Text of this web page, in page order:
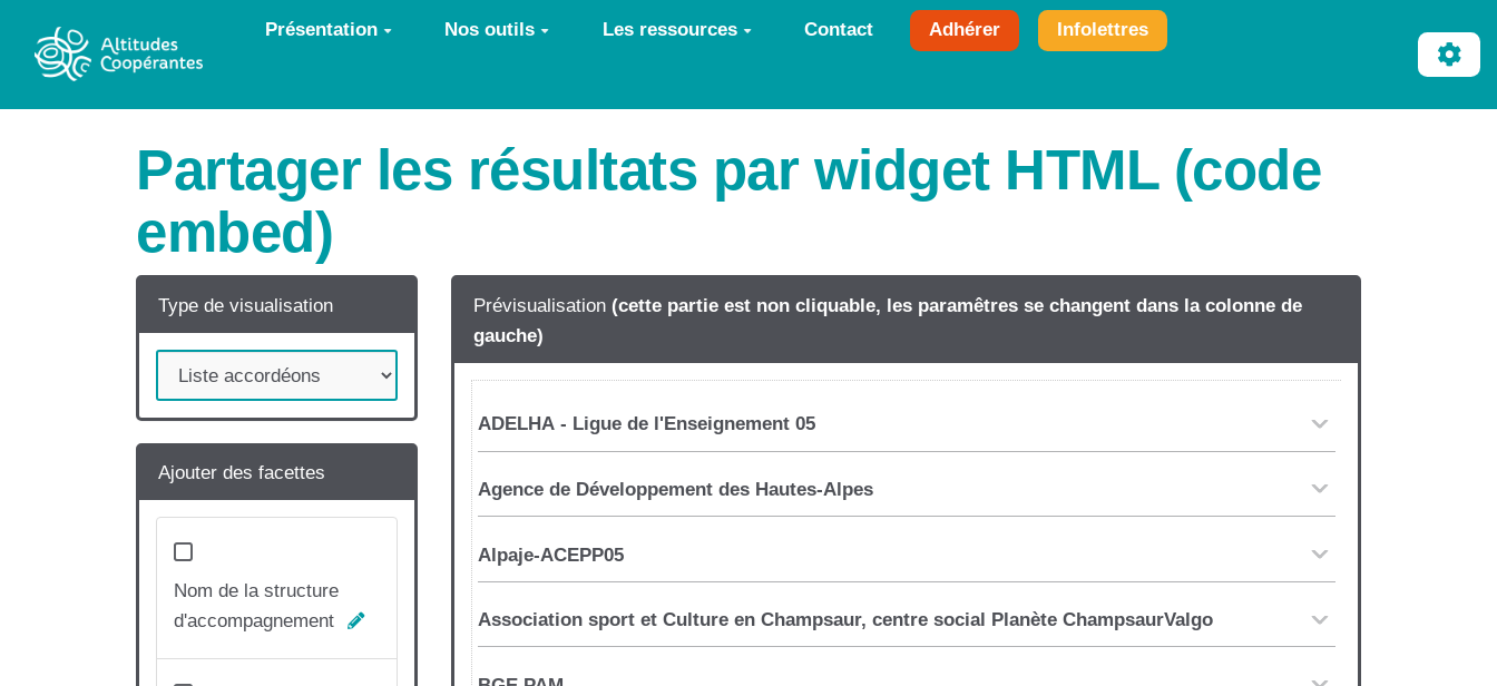
Aller au contenu principal Présentation Nos outils Les ressources Contact Adhérer Infolettres
Partager les résultats par widget HTML (code
embed)
Type de visualisation
Ajouter des facettes
Nom de la structure
d'accompagnement
Prévisualisation (cette partie est non cliquable, les paramêtres se changent dans la colonne de
gauche)